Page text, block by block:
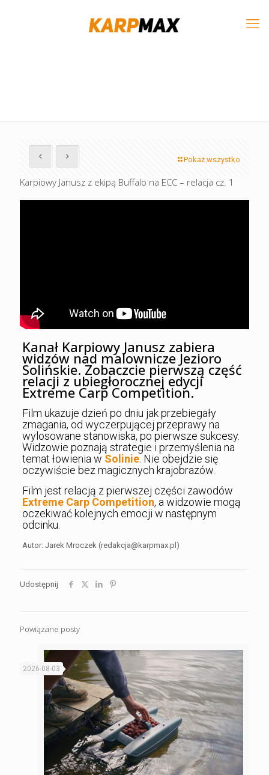
Pokaż wszystko
Karpiowy Janusz z ekipą Buffalo na ECC – relacja cz. 1
Kanał Karpiowy Janusz zabiera
widzów nad malownicze Jezioro
Solińskie. Zobaczcie pierwszą część
relacji z ubiegłorocznej edycji
Extreme Carp Competition.
Film ukazuje dzień po dniu jak przebiegały
zmagania, od wyczerpującej przeprawy na
wylosowane stanowiska, po pierwsze sukcesy.
Widzowie poznają strategie i przemyślenia na
temat łowienia w Solinie. Nie obejdzie się
oczywiście bez magicznych krajobrazów.
Film jest relacją z pierwszej części zawodów
Extreme Carp Competition, a widzowie mogą
oczekiwać kolejnych emocji w następnym
odcinku.
Autor: Jarek Mroczek (redakcja@karpmax.pl)
Udostępnij
Powiązane posty
2026-08-03